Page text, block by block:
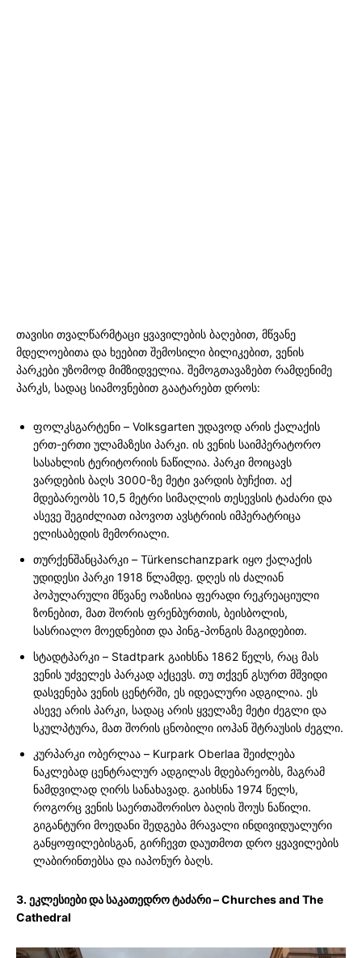
თავისი თვალწარმტაცი ყვავილების ბაღებით, მწვანე
მდელოებითა და ხეებით შემოსილი ბილიკებით, ვენის
პარკები უზომოდ მიმზიდველია. შემოგთავაზებთ რამდენიმე
პარკს, სადაც სიამოვნებით გაატარებთ დროს:
ფოლკსგარტენი – Volksgarten უდავოდ არის ქალაქის
ერთ-ერთი ულამაზესი პარკი. ის ვენის საიმპერატორო
სასახლის ტერიტორიის ნაწილია. პარკი მოიცავს
ვარდების ბაღს 3000-ზე მეტი ვარდის ბუჩქით. აქ
მდებარეობს 10,5 მეტრი სიმაღლის თესევსის ტაძარი და
ასევე შეგიძლიათ იპოვოთ ავსტრიის იმპერატრიცა
ელისაბედის მემორიალი.
თურქენშანცპარკი – Türkenschanzpark იყო ქალაქის
უდიდესი პარკი 1918 წლამდე. დღეს ის ძალიან
პოპულარული მწვანე ოაზისია ფერადი რეკრეაციული
ზონებით, მათ შორის ფრენბურთის, ბეისბოლის,
სასრიალო მოედნებით და პინგ-პონგის მაგიდებით.
სტადტპარკი – Stadtpark გაიხსნა 1862 წელს, რაც მას
ვენის უძველეს პარკად აქცევს. თუ თქვენ გსურთ მშვიდი
დასვენება ვენის ცენტრში, ეს იდეალური ადგილია. ეს
ასევე არის პარკი, სადაც არის ყველაზე მეტი ძეგლი და
სკულპტურა, მათ შორის ცნობილი იოჰან შტრაუსის ძეგლი.
კურპარკი ობერლაა – Kurpark Oberlaa შეიძლება
ნაკლებად ცენტრალურ ადგილას მდებარეობს, მაგრამ
ნამდვილად ღირს სანახავად. გაიხსნა 1974 წელს,
როგორც ვენის საერთაშორისო ბაღის შოუს ნაწილი.
გიგანტური მოედანი შედგება მრავალი ინდივიდუალური
განყოფილებისგან, გირჩევთ დაუთმოთ დრო ყვავილების
ლაბირინთებსა და იაპონურ ბაღს.
3. ეკლესიები და საკათედრო ტაძარი – Churches and The
Cathedral